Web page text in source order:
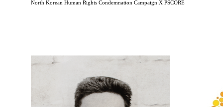
North Korean Human Rights Condemnation Campaign:X PSCORE